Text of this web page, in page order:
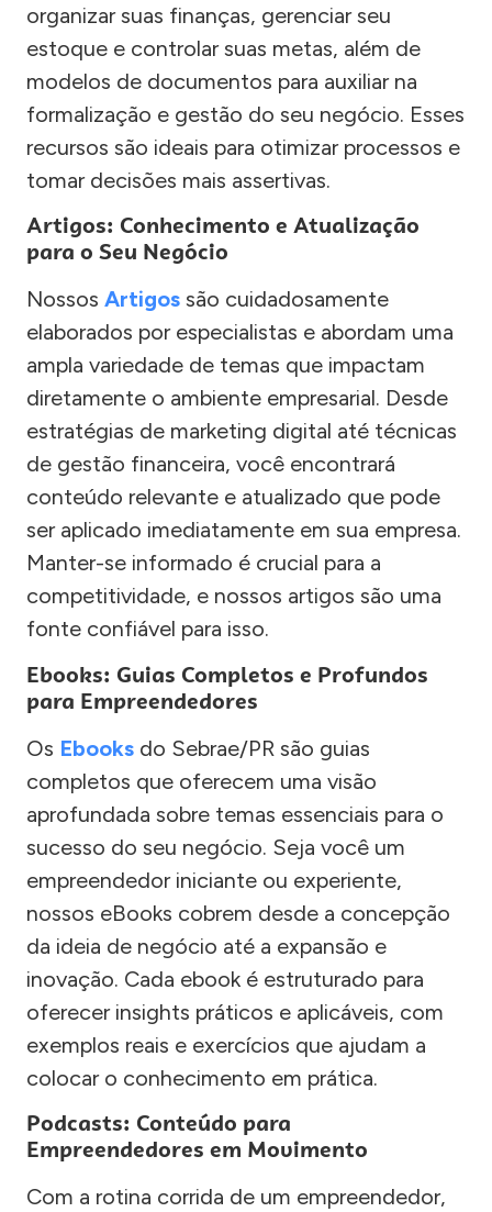
organizar suas finanças, gerenciar seu
estoque e controlar suas metas, além de
modelos de documentos para auxiliar na
formalização e gestão do seu negócio. Esses
recursos são ideais para otimizar processos e
tomar decisões mais assertivas.
Artigos: Conhecimento e Atualização
para o Seu Negócio
Nossos Artigos são cuidadosamente
elaborados por especialistas e abordam uma
ampla variedade de temas que impactam
diretamente o ambiente empresarial. Desde
estratégias de marketing digital até técnicas
de gestão financeira, você encontrará
conteúdo relevante e atualizado que pode
ser aplicado imediatamente em sua empresa.
Manter-se informado é crucial para a
competitividade, e nossos artigos são uma
fonte confiável para isso.
Ebooks: Guias Completos e Profundos
para Empreendedores
Os Ebooks do Sebrae/PR são guias
completos que oferecem uma visão
aprofundada sobre temas essenciais para o
sucesso do seu negócio. Seja você um
empreendedor iniciante ou experiente,
nossos eBooks cobrem desde a concepção
da ideia de negócio até a expansão e
inovação. Cada ebook é estruturado para
oferecer insights práticos e aplicáveis, com
exemplos reais e exercícios que ajudam a
colocar o conhecimento em prática.
Podcasts: Conteúdo para
Empreendedores em Movimento
Com a rotina corrida de um empreendedor,